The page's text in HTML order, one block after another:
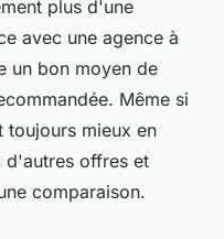
plus d'une
avec une agence à
un bon moyen de
Même si
toujours mieux en
d'autres offres et
comparaison.